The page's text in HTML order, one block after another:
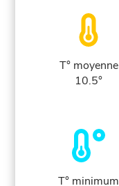
T° moyenne
10.5°
T° minimum